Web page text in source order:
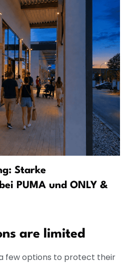
Starke
PUMA und ONLY &
are limited
few options to protect their